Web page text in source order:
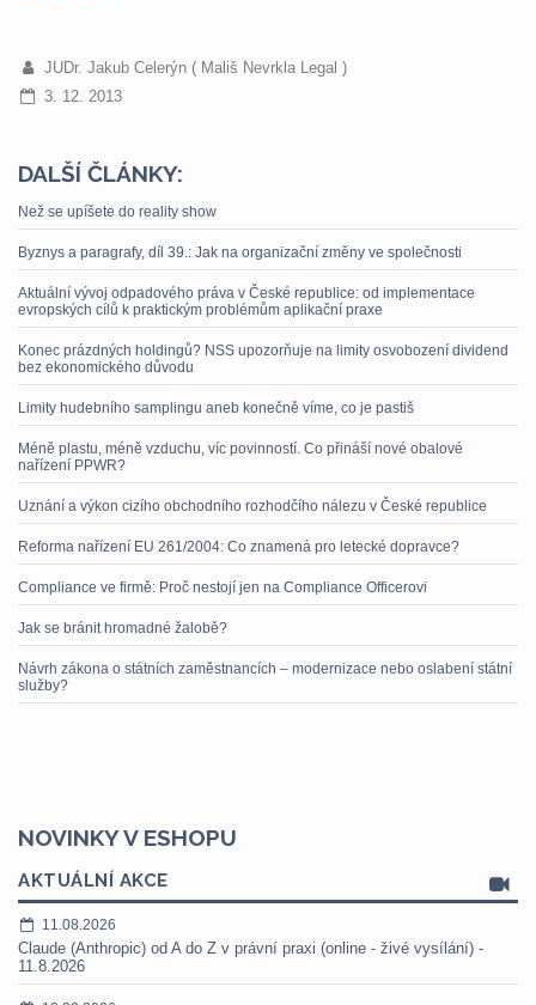
JUDr. Jakub Celerýn ( Mališ Nevrkla Legal )
3. 12. 2013
DALŠÍ ČLÁNKY:
Než se upíšete do reality show
Byznys a paragrafy, díl 39.: Jak na organizační změny ve společnosti
Aktuální vývoj odpadového práva v České republice: od implementace
evropských cílů k praktickým problémům aplikační praxe
Konec prázdných holdingů? NSS upozorňuje na limity osvobození dividend
bez ekonomického důvodu
Limity hudebního samplingu aneb konečně víme, co je pastiš
Méně plastu, méně vzduchu, víc povinností. Co přináší nové obalové
nařízení PPWR?
Uznání a výkon cizího obchodního rozhodčího nálezu v České republice
Reforma nařízení EU 261/2004: Co znamená pro letecké dopravce?
Compliance ve firmě: Proč nestojí jen na Compliance Officerovi
Jak se bránit hromadné žalobě?
Návrh zákona o státních zaměstnancích – modernizace nebo oslabení státní
služby?
NOVINKY V ESHOPU
AKTUÁLNÍ AKCE
11.08.2026
Claude (Anthropic) od A do Z v právní praxi (online - živé vysílání) -
11.8.2026